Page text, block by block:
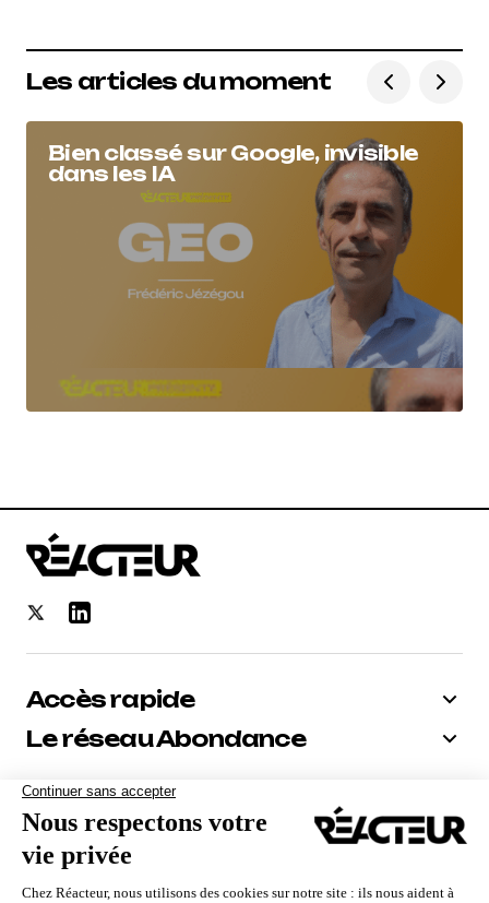
Les articles du moment
Bien classé sur Google, invisible
dans les IA
Accès rapide
Le réseau Abondance
Bénéficiez de -10% sur tous nos
abonnements
Recevoir le code